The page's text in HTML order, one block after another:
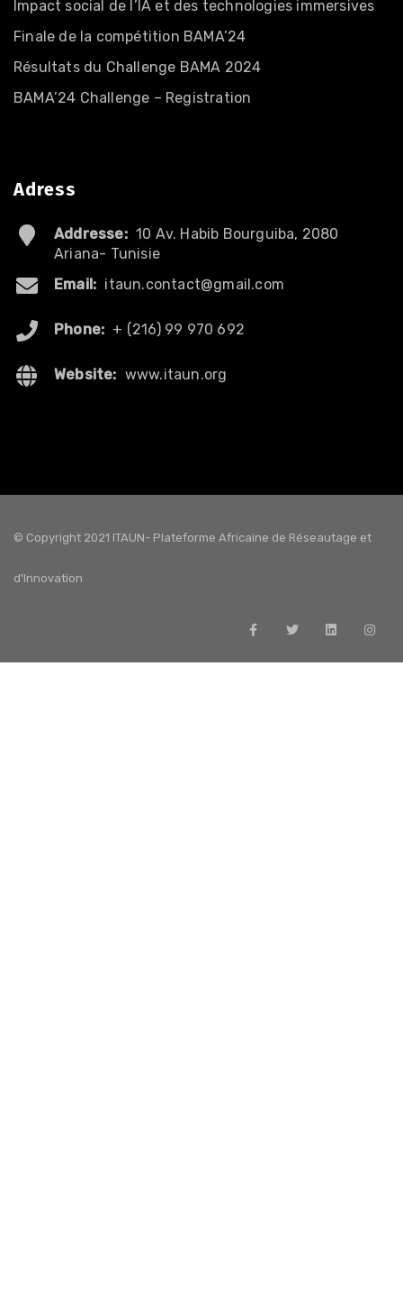
Impact social de l’IA et des technologies immersives
Finale de la compétition BAMA’24
Résultats du Challenge BAMA 2024
BAMA’24 Challenge – Registration
Adress
Addresse: 10 Av. Habib Bourguiba, 2080
Ariana- Tunisie
Email: itaun.contact@gmail.com
Phone: + (216) 99 970 692
Website: www.itaun.org
© Copyright 2021 ITAUN- Plateforme Africaine de Réseautage et
d'Innovation